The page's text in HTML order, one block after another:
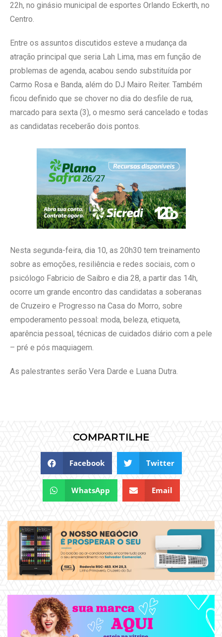
22h, no ginásio municipal de esportes Orlando Eckerth, no
Centro.
Entre os assuntos discutidos esteve a mudança da
atração principal que seria Lah Lima, mas em função de
problemas de agenda, acabou sendo substituída por
Carmo Rosa e Banda, além do DJ Mairo Reiter. Também
ficou definido que se chover no dia do desfile de rua,
marcado para sexta (3), o mesmo será cancelado e todas
as candidatas receberão dois pontos.
Nesta segunda-feira, dia 10, as 20h30 tem treinamento
sobre as emoções, resiliência e redes sociais, com o
psicólogo Fabricio de Saibro e dia 28, a partir das 14h,
ocorre um grande encontro das candidatas a soberanas
de Cruzeiro e Progresso na Casa do Morro, sobre
empoderamento pessoal: moda, beleza, etiqueta,
aparência pessoal, técnicas de cuidados diário com a pele
– pré e pós maquiagem.
As palestrantes serão Vera Darde e Luana Dutra.
COMPARTILHE
Facebook Twitter
WhatsApp Email